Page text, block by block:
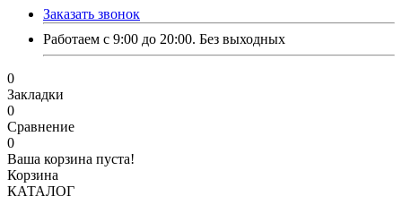
Заказать звонок
Работаем с 9:00 до 20:00. Без выходных
0
Закладки
0
Сравнение
0
Ваша корзина пуста!
Корзина
КАТАЛОГ